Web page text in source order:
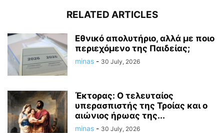
RELATED ARTICLES
Εθνικό απολυτήριο, αλλά με ποιο
περιεχόμενο της Παιδείας;
minas - 30 July, 2026
Έκτορας: Ο τελευταίος
υπερασπιστής της Τροίας και ο
αιώνιος ήρωας της...
minas - 30 July, 2026